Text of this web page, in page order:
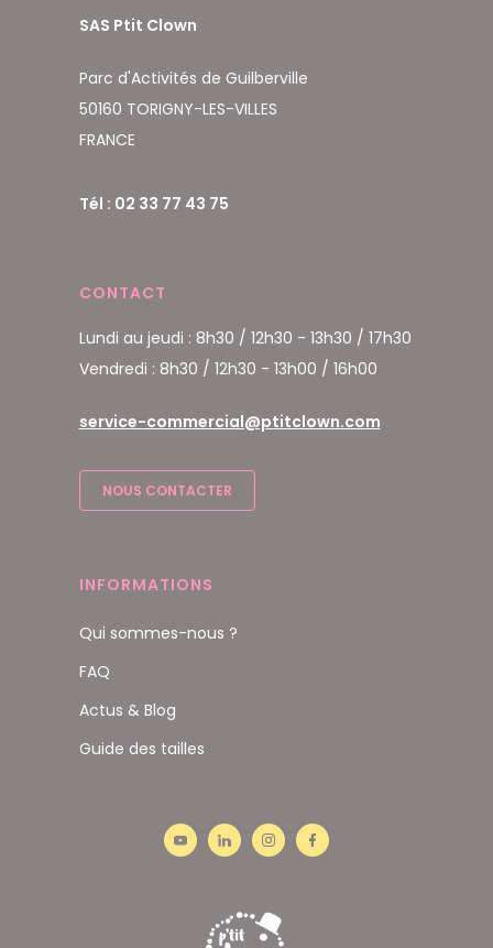
SAS Ptit Clown
Parc d'Activités de Guilberville
50160 TORIGNY-LES-VILLES
FRANCE
Tél : 02 33 77 43 75
CONTACT
Lundi au jeudi : 8h30 / 12h30 - 13h30 / 17h30
Vendredi : 8h30 / 12h30 - 13h00 / 16h00
service-commercial@ptitclown.com
NOUS CONTACTER
INFORMATIONS
Qui sommes-nous ?
FAQ
Actus & Blog
Guide des tailles